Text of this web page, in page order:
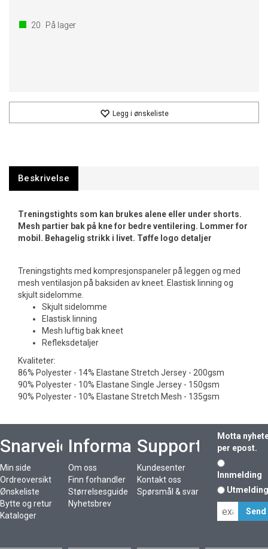
20 På lager
Legg i ønskeliste
Beskrivelse
Treningstights som kan brukes alene eller under shorts.
Mesh partier bak på kne for bedre ventilering. Lommer for
mobil. Behagelig strikk i livet. Tøffe logo detaljer
Treningstights med kompresjonspaneler på leggen og med
mesh ventilasjon på baksiden av kneet. Elastisk linning og
skjult sidelomme.
Skjult sidelomme
Elastisk linning
Mesh luftig bak kneet
Refleksdetaljer
Kvaliteter:
86% Polyester - 14% Elastane Stretch Jersey - 200gsm
90% Polyester - 10% Elastane Single Jersey - 150gsm
90% Polyester - 10% Elastane Stretch Mesh - 135gsm
Snarveier
Min side
Ordreoversikt
Ønskeliste
Bytte og retur
Kataloger
Informasjon
Om oss
Finn forhandler
Størrelsesguide
Nyhetsbrev
Support
Kundesenter
Kontakt oss
Spørsmål & svar
Motta
per epost.
Innmelding